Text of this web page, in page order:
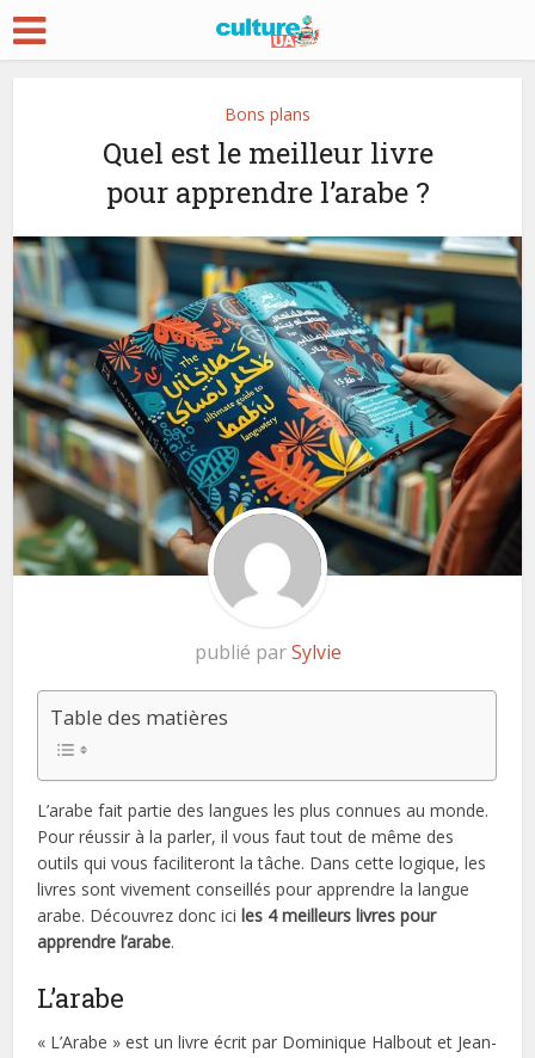
Bons plans
Quel est le meilleur livre
pour apprendre l’arabe ?
publié parSylvie
Table des matières
L’arabe fait partie des langues les plus connues au monde.
Pour réussir à la parler, il vous faut tout de même des
outils qui vous faciliteront la tâche. Dans cette logique, les
livres sont vivement conseillés pour apprendre la langue
arabe. Découvrez donc iciles 4 meilleurs livres pour
apprendre l’arabe.
L’arabe
« L’Arabe » est un livre écrit par Dominique Halbout et Jean-